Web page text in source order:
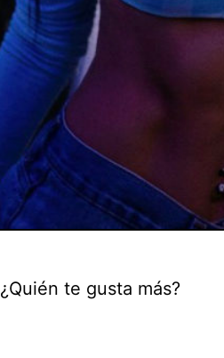
¿Quién te gusta más?